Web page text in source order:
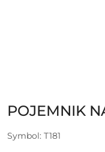
POJEMNIK
Symbol: T181